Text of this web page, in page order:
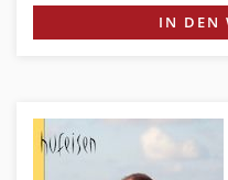
IN DEN